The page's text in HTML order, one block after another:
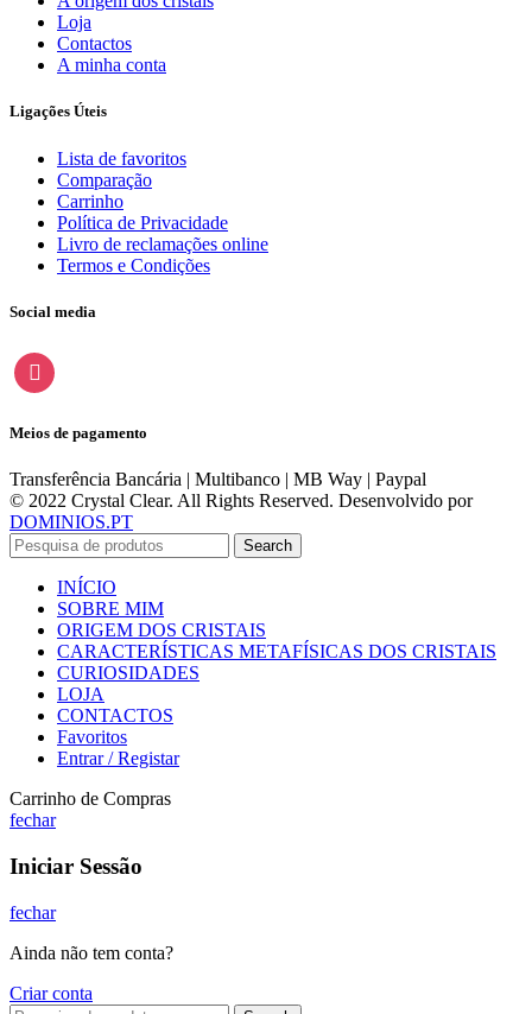
Loja
Contactos
A minha conta
Ligações Úteis
Lista de favoritos
Comparação
Carrinho
Política de Privacidade
Livro de reclamações online
Termos e Condições
Social media
instagram
Meios de pagamento
Transferência Bancária | Multibanco | MB Way | Paypal
© 2022 Crystal Clear. All Rights Reserved. Desenvolvido por
DOMINIOS.PT
Search
INÍCIO
SOBRE MIM
ORIGEM DOS CRISTAIS
CARACTERÍSTICAS METAFÍSICAS DOS CRISTAIS
CURIOSIDADES
LOJA
CONTACTOS
Favoritos
Entrar / Registar
Carrinho de Compras
fechar
Iniciar Sessão
fechar
Ainda não tem conta?
Criar conta